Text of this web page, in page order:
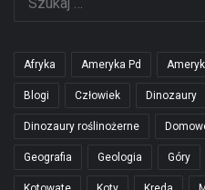
Afryka Ameryka Pd
Blogi Człowiek Dinozaury
Dinozaury roślinożerne
Geografia Geologia Góry